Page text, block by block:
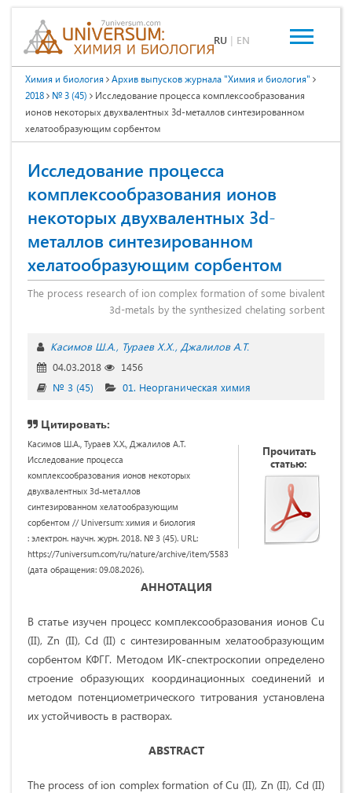
RU | EN
Химия и биология
Архив выпусков журнала "Химия и биология"
2018
№ 3 (45)
Исследование процесса комплексообразования
ионов некоторых двухвалентных 3d-металлов синтезированном
хелатообразующим сорбентом
Исследование процесса
комплексообразования ионов
некоторых двухвалентных 3d-
металлов синтезированном
хелатообразующим сорбентом
The process research of ion complex formation of some bivalent
3d-metals by the synthesized chelating sorbent
Касимов Ш.А. Тураев Х.Х. Джалилов А.Т.
04.03.2018
1456
№ 3 (45)
01. Неорганическая химия
Цитировать:
Касимов Ш.А., Тураев Х.Х., Джалилов А.Т.
Исследование процесса
комплексообразования ионов некоторых
двухвалентных 3d-металлов
синтезированном хелатообразующим
сорбентом // Universum: химия и биология
: электрон. научн. журн. 2018. № 3 (45). URL:
https://7universum.com/ru/nature/archive/item/5583
(дата обращения: 09.08.2026).
Прочитать
статью:
АННОТАЦИЯ
В статье изучен процесс комплексообразования ионов Cu
(II), Zn (II), Cd (II) с синтезированным хелатообразующим
сорбентом КФГГ. Методом ИК-спектроскопии определено
строение образующих координационных соединений и
методом потенциометрического титрования установлена
их устойчивость в растворах.
ABSTRACT
The process of ion complex formation of Cu (II), Zn (II), Cd (II)